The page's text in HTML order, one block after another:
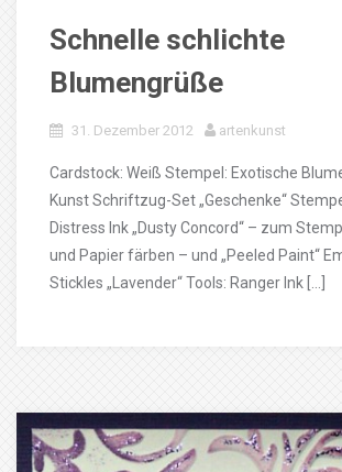
Schnelle schlichte
Blumengrüße
31. Dezember 2012 artenkunst
Cardstock: Weiß Stempel: Exotische
Kunst Schriftzug-Set „Geschenke“
Distress Ink „Dusty Concord“ – zum
und Papier färben – und „Peeled Paint“
Stickles „Lavender“ Tools: Ranger Ink […]